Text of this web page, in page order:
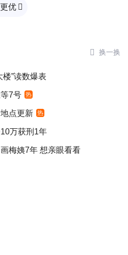
优 
 换一换
楼”读数爆表
7号 热
点更新 热
万获刑1年
梅姨7年 想亲眼看看